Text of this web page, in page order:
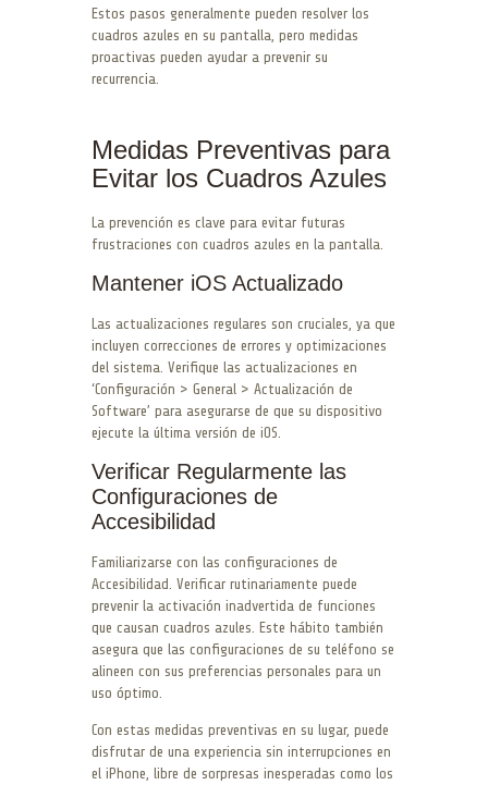
Estos pasos generalmente pueden resolver los
cuadros azules en su pantalla, pero medidas
proactivas pueden ayudar a prevenir su
recurrencia.
Medidas Preventivas para
Evitar los Cuadros Azules
La prevención es clave para evitar futuras
frustraciones con cuadros azules en la pantalla.
Mantener iOS Actualizado
Las actualizaciones regulares son cruciales, ya que
incluyen correcciones de errores y optimizaciones
del sistema. Verifique las actualizaciones en
‘Configuración > General > Actualización de
Software’ para asegurarse de que su dispositivo
ejecute la última versión de iOS.
Verificar Regularmente las
Configuraciones de
Accesibilidad
Familiarizarse con las configuraciones de
Accesibilidad. Verificar rutinariamente puede
prevenir la activación inadvertida de funciones
que causan cuadros azules. Este hábito también
asegura que las configuraciones de su teléfono se
alineen con sus preferencias personales para un
uso óptimo.
Con estas medidas preventivas en su lugar, puede
disfrutar de una experiencia sin interrupciones en
el iPhone, libre de sorpresas inesperadas como los